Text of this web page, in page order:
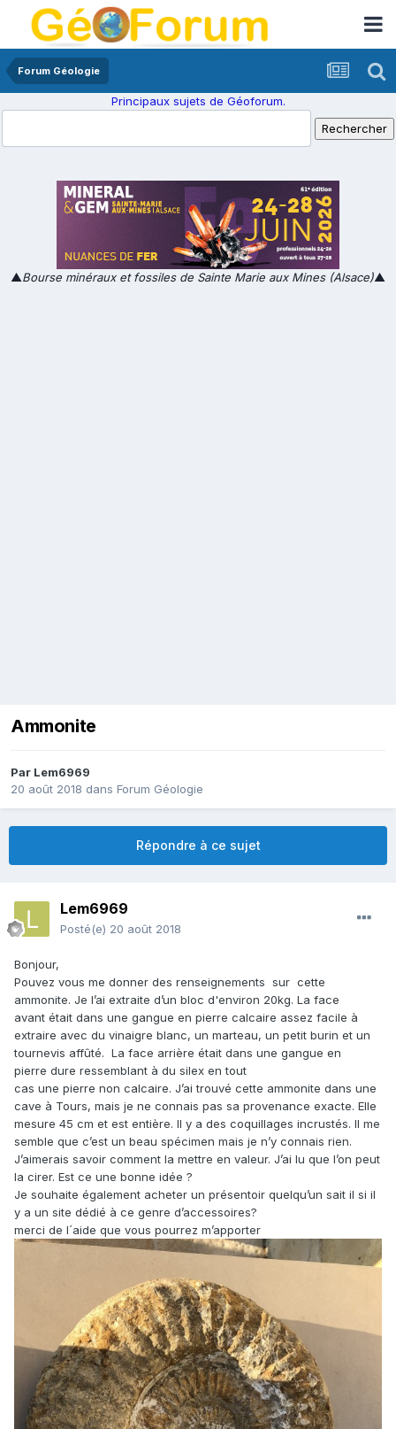
Forum Géologie
Principaux sujets de Géoforum.
▲Bourse minéraux et fossiles de Sainte Marie aux Mines (Alsace)▲
Ammonite
Par Lem6969
20 août 2018 dans Forum Géologie
Répondre à ce sujet
Lem6969
Posté(e) 20 août 2018
Bonjour,
Pouvez vous me donner des renseignements sur cette
ammonite. Je l’ai extraite d’un bloc d'environ 20kg. La face
avant était dans une gangue en pierre calcaire assez facile à
extraire avec du vinaigre blanc, un marteau, un petit burin et un
tournevis affûté. La face arrière était dans une gangue en
pierre dure ressemblant à du silex en tout
cas une pierre non calcaire. J’ai trouvé cette ammonite dans une
cave à Tours, mais je ne connais pas sa provenance exacte. Elle
mesure 45 cm et est entière. Il y a des coquillages incrustés. Il me
semble que c’est un beau spécimen mais je n’y connais rien.
J’aimerais savoir comment la mettre en valeur. J’ai lu que l’on peut
la cirer. Est ce une bonne idée ?
Je souhaite également acheter un présentoir quelqu’un sait il si il
y a un site dédié à ce genre d’accessoires?
merci de l´aide que vous pourrez m’apporter